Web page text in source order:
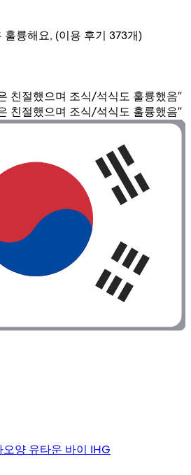
훌륭해요, (이용 후기 373개)
친절했으며 조식/석식도 훌륭했음”
친절했으며 조식/석식도 훌륭했음”
양 유타운 바이 IHG